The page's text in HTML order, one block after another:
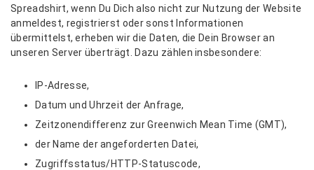
Spreadshirt, wenn Du Dich also nicht zur Nutzung der Website
anmeldest, registrierst oder sonst Informationen
übermittelst, erheben wir die Daten, die Dein Browser an
unseren Server überträgt. Dazu zählen insbesondere:
IP-Adresse,
Datum und Uhrzeit der Anfrage,
Zeitzonendifferenz zur Greenwich Mean Time (GMT),
der Name der angeforderten Datei,
Zugriffsstatus/HTTP-Statuscode,